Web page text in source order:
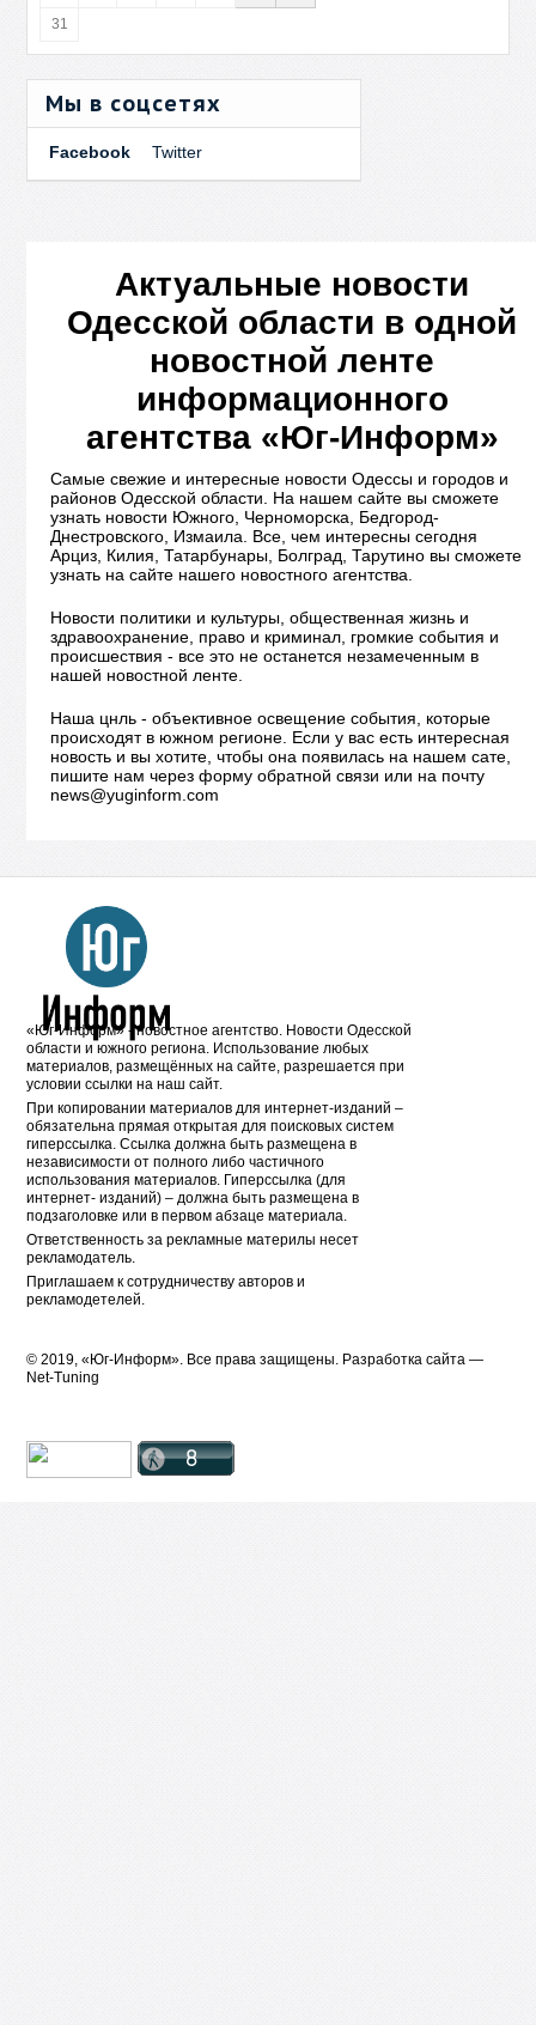
31
Мы в соцсетях
Facebook Twitter
Актуальные новости
Одесской области в одной
новостной ленте
информационного
агентства «Юг-Информ»
Самые свежие и интересные новости Одессы и городов и
районов Одесской области. На нашем сайте вы сможете
узнать новости Южного, Черноморска, Бедгород-
Днестровского, Измаила. Все, чем интересны сегодня
Арциз, Килия, Татарбунары, Болград, Тарутино вы сможете
узнать на сайте нашего новостного агентства.
Новости политики и культуры, общественная жизнь и
здравоохранение, право и криминал, громкие события и
происшествия - все это не останется незамеченным в
нашей новостной ленте.
Наша цнль - объективное освещение события, которые
происходят в южном регионе. Если у вас есть интересная
новость и вы хотите, чтобы она появилась на нашем сате,
пишите нам через форму обратной связи или на почту
news@yuginform.com
«Юг-Информ» - новостное агентство. Новости Одесской
области и южного региона. Использование любых
материалов, размещённых на сайте, разрешается при
условии ссылки на наш сайт.
При копировании материалов для интернет-изданий –
обязательна прямая открытая для поисковых систем
гиперссылка. Ссылка должна быть размещена в
независимости от полного либо частичного
использования материалов. Гиперссылка (для
интернет- изданий) – должна быть размещена в
подзаголовке или в первом абзаце материала.
Ответственность за рекламные материлы несет
рекламодатель.
Приглашаем к сотрудничеству авторов и
рекламодетелей.
© 2019, «Юг-Информ». Все права защищены. Разработка cайта —
Net-Tuning